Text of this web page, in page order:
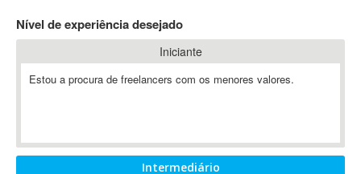
802.11
A-GPS
ABAP
Nível de experiência desejado
Iniciante
Estou a procura de freelancers com os menores valores.
Intermediário